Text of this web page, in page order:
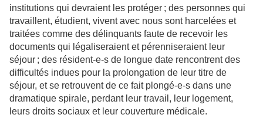
institutions qui devraient les protéger ; des personnes qui
travaillent, étudient, vivent avec nous sont harcelées et
traitées comme des délinquants faute de recevoir les
documents qui légaliseraient et pérenniseraient leur
séjour ; des résident-e-s de longue date rencontrent des
difficultés indues pour la prolongation de leur titre de
séjour, et se retrouvent de ce fait plongé-e-s dans une
dramatique spirale, perdant leur travail, leur logement,
leurs droits sociaux et leur couverture médicale.